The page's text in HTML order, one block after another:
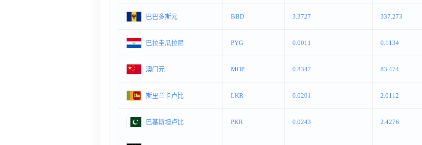
巴巴多斯元 BBD 3.3727 337.273
巴拉圭瓜拉尼 PYG 0.0011 0.1134
澳门元 MOP 0.8347 83.474
斯里兰卡卢比 LKR 0.0201 2.0112
巴基斯坦卢比 PKR 0.0243 2.4276